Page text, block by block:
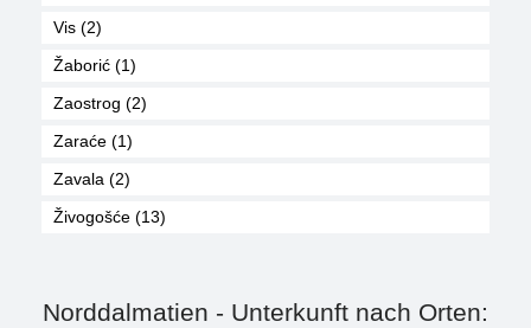
Vis (2)
Žaborić (1)
Zaostrog (2)
Zaraće (1)
Zavala (2)
Živogošće (13)
Norddalmatien - Unterkunft nach Orten: